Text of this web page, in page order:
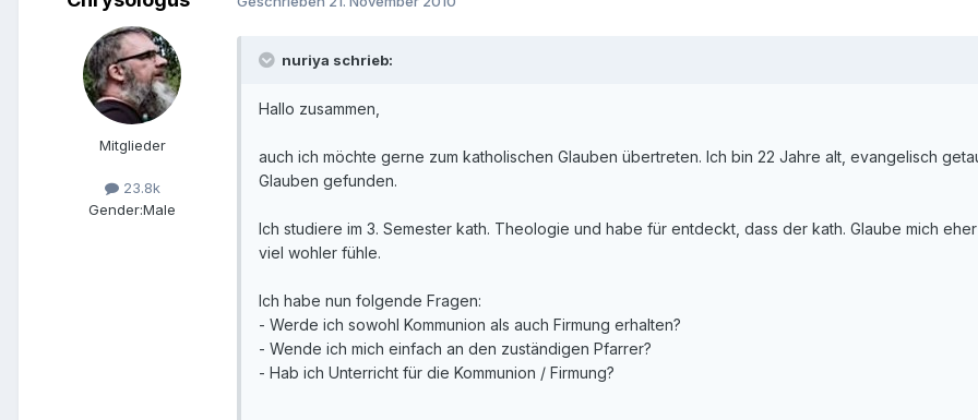
Mitglieder
23.8k
Gender:Male
nuriya schrieb:
Hallo zusammen,
auch ich möchte gerne zum katholischen Glauben übertreten. Ich bin 22 Jahre alt, evangelisch
Glauben gefunden.
Ich studiere im 3. Semester kath. Theologie und habe für entdeckt, dass der kath. Glaube mich
viel wohler fühle.
Ich habe nun folgende Fragen:
- Werde ich sowohl Kommunion als auch Firmung erhalten?
- Wende ich mich einfach an den zuständigen Pfarrer?
- Hab ich Unterricht für die Kommunion / Firmung?